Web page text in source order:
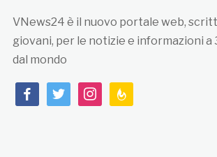
VNews24 è il nuovo portale web,
giovani, per le notizie e informazioni a
dal mondo
facebooktwitterinstagramfeedburner